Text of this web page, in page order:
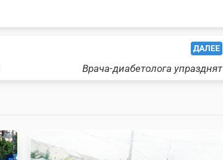
ДАЛЕЕ
Врача-диабетолога упразднят